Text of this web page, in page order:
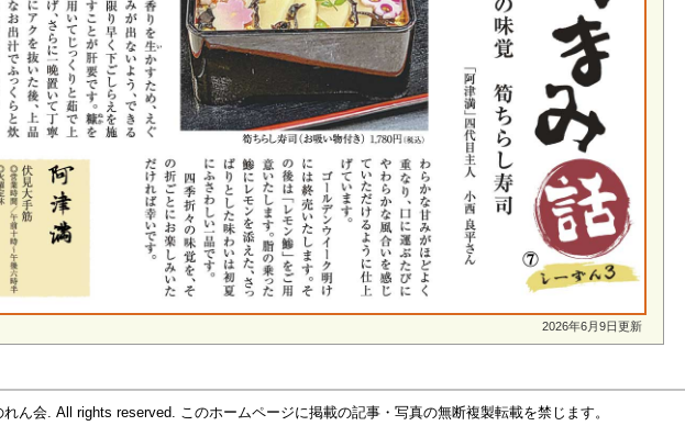
2026年6月9日更新
ん会. All rights reserved. このホームページに掲載の記事・写真の無断複製転載を禁じます。